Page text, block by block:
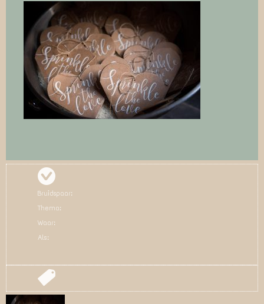
Bruidspaar:
Thema:
Waar:
Als: